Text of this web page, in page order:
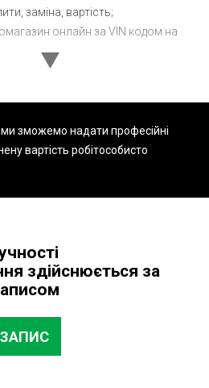
зможемо надати професійні
вартість робітособисто
заміна, вартість;
онлайн за VIN кодом на
здійснюється за